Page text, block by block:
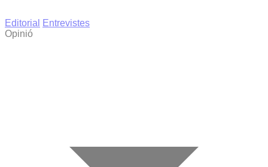
Editorial
Entrevistes
Opinió